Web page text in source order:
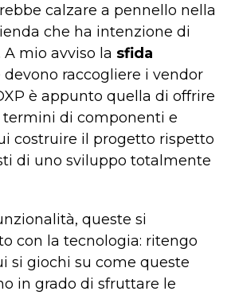
calzare a pennello nella
che ha intenzione di
mio avviso la sfida
devono raccogliere i vendor
è appunto quella di offrire
di componenti e
costruire il progetto rispetto
di uno sviluppo totalmente
queste si
con la tecnologia: ritengo
si giochi su come queste
in grado di sfruttare le